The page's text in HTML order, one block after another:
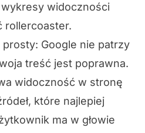
widoczności
rollercoaster.
prosty: Google nie patrzy
treść jest poprawna.
widoczność w stronę
które najlepiej
ma w głowie